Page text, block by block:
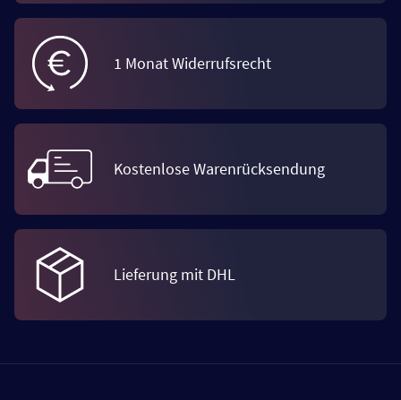
1 Monat Widerrufsrecht
Kostenlose Warenrücksendung
Lieferung mit DHL